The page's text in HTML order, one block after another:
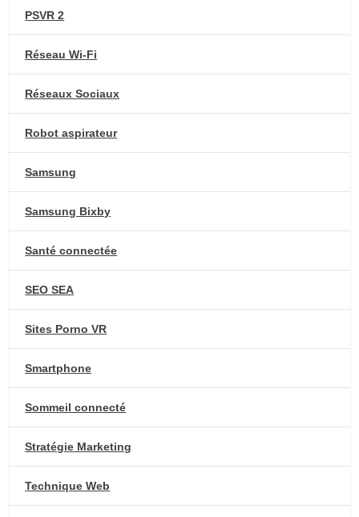
PSVR 2
Réseau Wi-Fi
Réseaux Sociaux
Robot aspirateur
Samsung
Samsung Bixby
Santé connectée
SEO SEA
Sites Porno VR
Smartphone
Sommeil connecté
Stratégie Marketing
Technique Web